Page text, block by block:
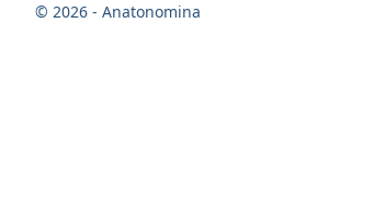
© 2026 - Anatonomina